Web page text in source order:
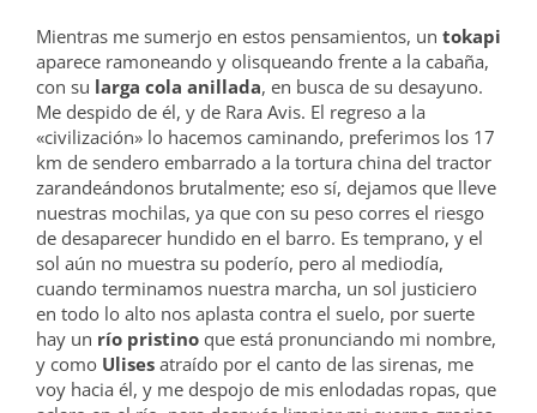
Mientras me sumerjo en estos pensamientos, un tokapi
aparece ramoneando y olisqueando frente a la cabaña,
con su larga cola anillada, en busca de su desayuno.
Me despido de él, y de Rara Avis. El regreso a la
«civilización» lo hacemos caminando, preferimos los 17
km de sendero embarrado a la tortura china del tractor
zarandeándonos brutalmente; eso sí, dejamos que lleve
nuestras mochilas, ya que con su peso corres el riesgo
de desaparecer hundido en el barro. Es temprano, y el
sol aún no muestra su poderío, pero al mediodía,
cuando terminamos nuestra marcha, un sol justiciero
en todo lo alto nos aplasta contra el suelo, por suerte
hay un río pristino que está pronunciando mi nombre,
y como Ulises atraído por el canto de las sirenas, me
voy hacia él, y me despojo de mis enlodadas ropas, que